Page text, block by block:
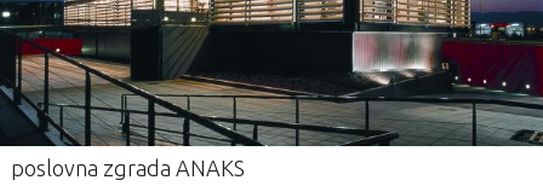
poslovna zgrada ANAKS